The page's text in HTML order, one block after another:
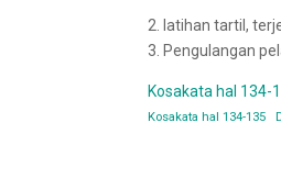
2. latihan tartil,
3. Pengulangan
Kosakata hal 134-
Kosakata hal 134-135